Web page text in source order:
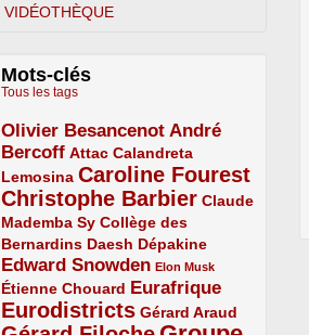
VIDÉOTHÈQUE
Mots-clés
Tous les tags
Olivier Besancenot
3/5
André
Bercoff
3/5 Attac
2/5
Calandreta
Lemosina
2/5 Caroline Fourest
4/5
Christophe Barbier
4/5
Claude
Mademba Sy
2/5
Collège des
Bernardins
2/5 Daesh
2/5 Dépakine
2/5
Edward Snowden
3/5 Elon Musk
1/5
Étienne Chouard
2/5 Eurafrique
3/5
Eurodistricts
4/5 Gérard Araud
2/5